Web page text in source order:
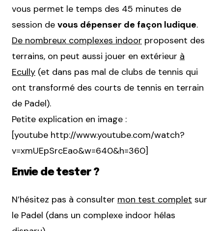
vous permet le temps des 45 minutes de
session de vous dépenser de façon ludique.
De nombreux complexes indoor proposent des
terrains, on peut aussi jouer en extérieur à
Ecully (et dans pas mal de clubs de tennis qui
ont transformé des courts de tennis en terrain
de Padel).
Petite explication en image :
[youtube http://www.youtube.com/watch?
v=xmUEpSrcEao&w=640&h=360]
Envie de tester ?
N’hésitez pas à consulter mon test complet sur
le Padel (dans un complexe indoor hélas